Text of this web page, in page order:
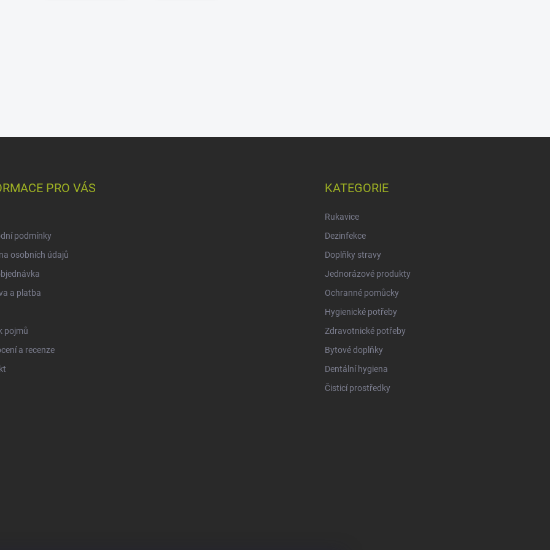
PRO VÁS
podmínky
osobních údajů
a platba
pojmů
a recenze
KATEGORIE
Rukavice
Dezinfekce
Doplňky stravy
Jednorázové produkty
Ochranné pomůcky
Hygienické potřeby
Zdravotnické potřeby
Bytové doplňky
Dentální hygiena
Čisticí prostředky